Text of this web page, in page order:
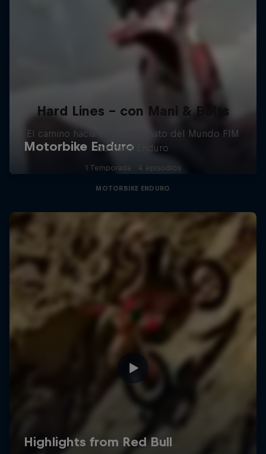
Hard Lines - con Mani & Bolts
El camino hacia el Campeonato del Mundo FIM
de Hard Enduro
1 Temporada · 4 episodios
MOTORBIKE ENDURO